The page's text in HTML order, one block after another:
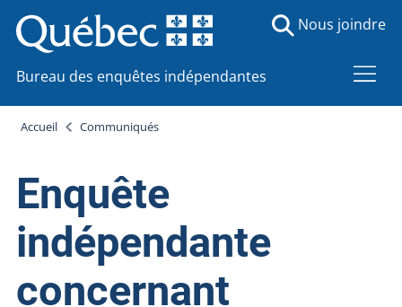
Bureau des enquêtes indépendantes
Nous joindre
Accueil Communiqués
Enquête
indépendante
concernant